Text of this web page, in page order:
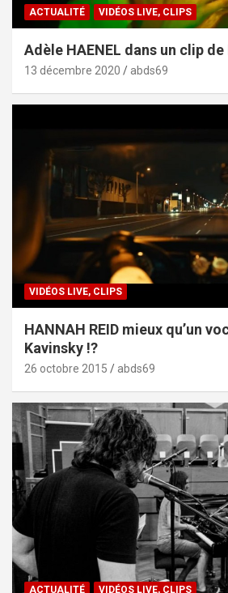
ACTUALITÉ VIDÉOS LIVE, CLIPS
Adèle HAENEL dans un clip de
13 décembre 2020 abds69
VIDÉOS LIVE, CLIPS
HANNAH REID mieux qu’un
Kavinsky !?
26 octobre 2015 abds69
ACTUALITÉ VIDÉOS LIVE, CLIPS